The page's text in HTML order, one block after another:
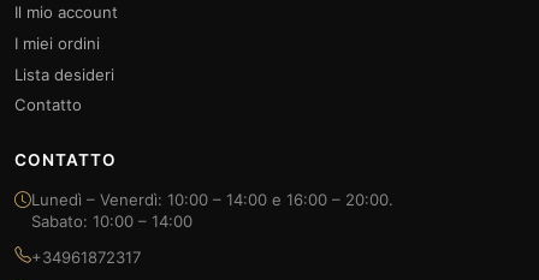
Il mio account
I miei ordini
Lista desideri
Contatto
CONTATTO
Lunedì – Venerdì: 10:00 – 14:00 e 16:00 – 20:00.
Sabato: 10:00 – 14:00
+34961872317